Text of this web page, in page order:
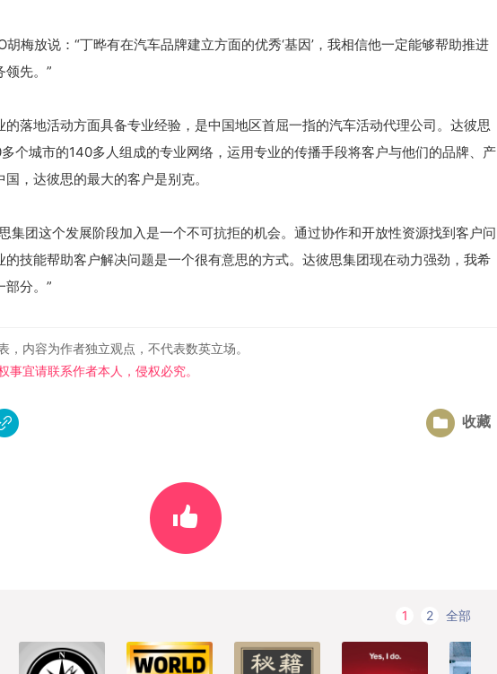
梅放说：“丁晔有在汽车品牌建立方面的优秀‘基因’，我相信他一定能够帮助推进
领先。”
的落地活动方面具备专业经验，是中国地区首屈一指的汽车活动代理公司。达彼思
个城市的140多人组成的专业网络，运用专业的传播手段将客户与他们的品牌、产
，达彼思的最大的客户是别克。
集团这个发展阶段加入是一个不可抗拒的机会。通过协作和开放性资源找到客户问
的技能帮助客户解决问题是一个很有意思的方式。达彼思集团现在动力强劲，我希
部分。”
，内容为作者独立观点，不代表数英立场。
事宜请联系作者本人，侵权必究。
收藏
1 2 全部